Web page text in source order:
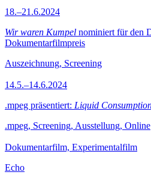
18.–21.6.2024
Wir waren Kumpel nominiert für den
Dokumentarfilmpreis
Auszeichnung, Screening
14.5.–14.6.2024
.mpeg präsentiert: Liquid
.mpeg, Screening, Ausstellung, Online
Dokumentarfilm, Experimentalfilm
Echo